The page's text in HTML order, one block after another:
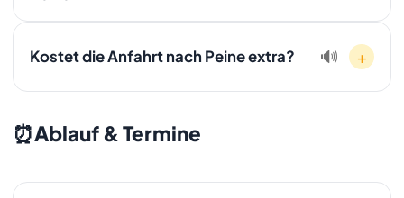
Die Kosten hängen von Volumen, Stockwerk und
Wertgegenständen ab. Wir bieten Ihnen nach einer
01607511353.
Kostet die Anfahrt nach Peine extra? 🔊 +
enthalten. Es gibt keine versteckten Kosten oder
Aufschläge für die Anfahrt.
⏰Ablauf & Termine